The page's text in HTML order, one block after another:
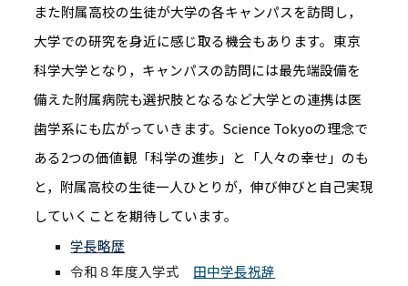
また附属高校の生徒が大学の各キャンパスを訪問し，
大学での研究を身近に感じ取る機会もあります。東京
科学大学となり，キャンパスの訪問には最先端設備を
備えた附属病院も選択肢となるなど大学との連携は医
歯学系にも広がっていきます。Science Tokyoの理念で
ある2つの価値観「科学の進歩」と「人々の幸せ」のも
と，附属高校の生徒一人ひとりが，伸び伸びと自己実現
していくことを期待しています。
学長略歴
令和 ８年度入学式 田中学長祝辞